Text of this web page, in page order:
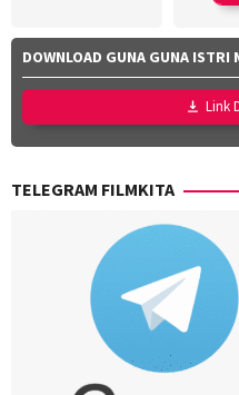
DOWNLOAD GUNA GUNA ISTRI
Link
TELEGRAM FILMKITA